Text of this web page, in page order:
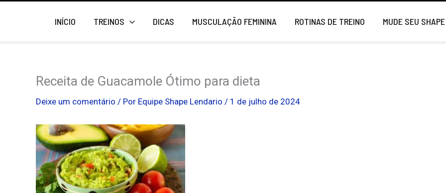
INÍCIO TREINOS DICAS MUSCULAÇÃO FEMININA ROTINAS DE TREINO MUDE SEU SHAPE
Receita de Guacamole Ótimo para dieta
Deixe um comentário / Por Equipe Shape Lendario / 1 de julho de 2024